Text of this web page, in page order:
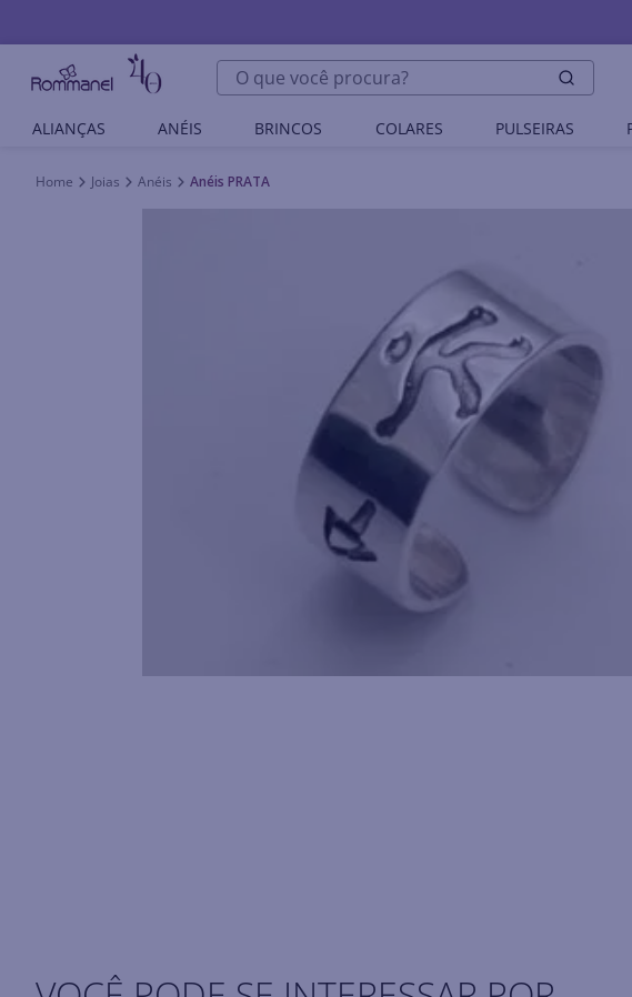
O que você procura?
ALIANÇAS ANÉIS BRINCOS COLARES PULSEIRAS
Joias Anéis Anéis PRATA